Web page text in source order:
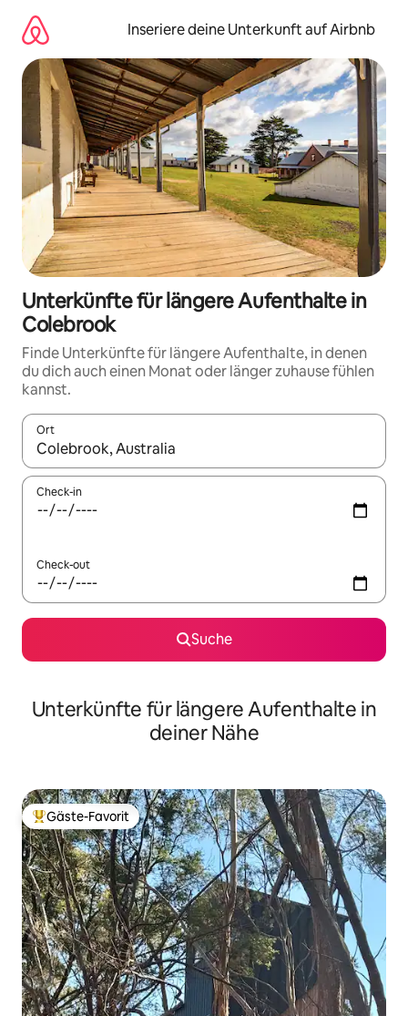
Inhalten
springen
Inseriere deine Unterkunft auf Airbnb
Unterkünfte für längere Aufenthalte in
Colebrook
Finde Unterkünfte für längere Aufenthalte, in denen
du dich auch einen Monat oder länger zuhause fühlen
kannst.
Ort
Wenn Ergebnisse verfügbar sind, navigiere mit den
Check-in
Check-out
Suche
Unterkünfte für längere Aufenthalte in
deiner Nähe
Beliebter Gäste-Favorit.
Gäste-Favorit